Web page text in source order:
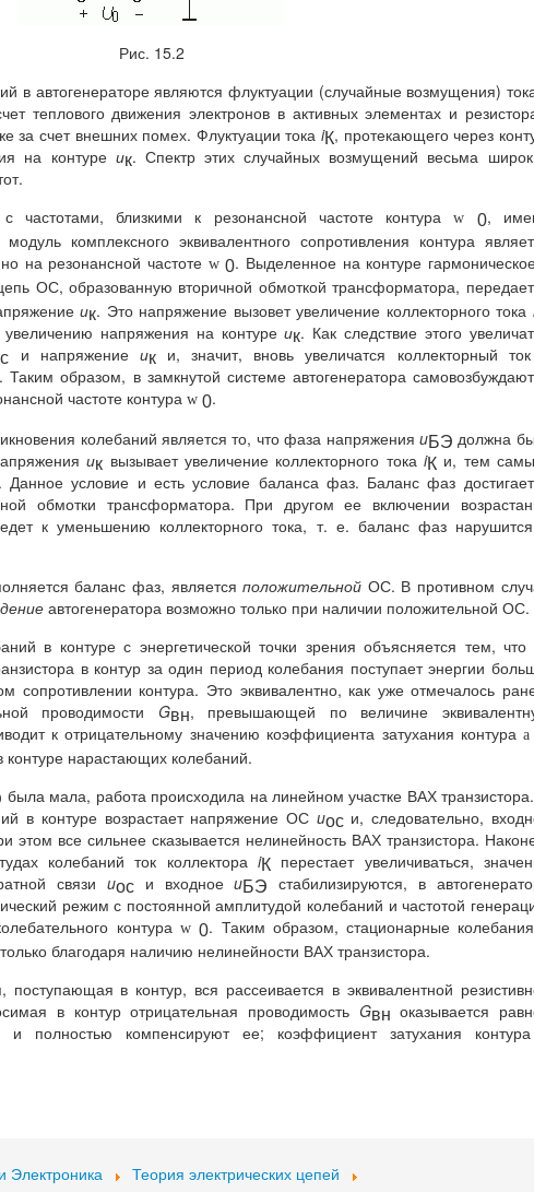
Рис. 15.2
в автогенераторе являются флуктуации (случайные возмущения)
теплового движения электронов в активных элементах и
за счет внешних помех. Флуктуации тока iК, протекающего через
на контуре ик. Спектр этих случайных возмущений весьма
с частотами, близкими к резонансной частоте контураw 0,
комплексного эквивалентного сопротивления контура
на резонансной частоте w 0. Выделенное на контуре
ОС, образованную вторичной обмоткой трансформатора,
ик. Это напряжение вызовет увеличение коллекторного тока
напряжения на контуреик. Как следствие этого
и напряжение ики, значит, вновь увеличатся коллекторный
Таким образом, в замкнутой системе автогенератора
частоте контура w 0.
колебаний является то, что фаза напряжения uБЭ должна
ик вызывает увеличение коллекторного тока iКи, тем
Данное условие и есть условие баланса фаз. Баланс фаз
обмотки трансформатора. При другом ее включении
к уменьшению коллекторного тока, т. е. баланс фаз
баланс фаз, являетсяположительной ОС. В противном
автогенератора возможно только при наличии положительной ОС.
в контуре с энергетической точки зрения объясняется тем, что
в контур за один период колебания поступает энергии
сопротивлении контура. Это эквивалентно, как уже отмечалось
проводимости Gвн, превышающей по величине
к отрицательному значению коэффициента затухания контураa
контуре нарастающих колебаний.
была мала, работа происходила на линейном участке ВАХ
в контуре возрастает напряжение ОС uоси, следовательно,
этом все сильнее сказывается нелинейность ВАХ транзистора.
колебаний ток коллектора iКперестает увеличиваться,
связи uоси входноеuБЭ
стабилизируются, в
режим с постоянной амплитудой колебаний и частотой
контура w 0. Таким образом, стационарные
благодаря наличию нелинейности ВАХ транзистора.
в контур, вся рассеивается в эквивалентной
в контур отрицательная проводимость Gвн оказывается
и полностью компенсируют ее; коэффициент затухания контура
Электроника Теория электрических цепей